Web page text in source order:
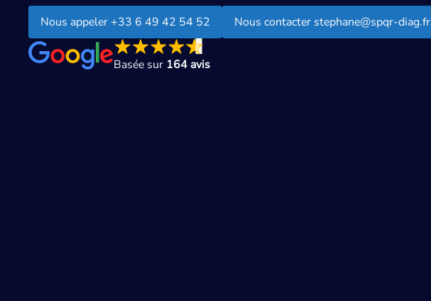
Nous appeler +33 6 49 42 54 52
Nous contacter stephane@spqr-diag.fr
Basée sur 164 avis